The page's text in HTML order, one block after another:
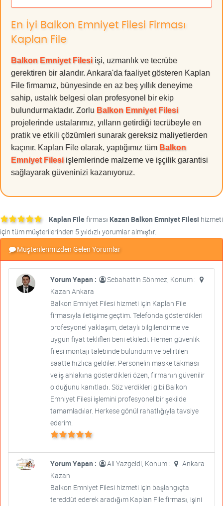
En İyi Balkon Emniyet Filesi Firması
Kaplan File
Balkon Emniyet Filesi işi, uzmanlık ve tecrübe
gerektiren bir alandır. Ankara'da faaliyet gösteren Kaplan
File firmamız, bünyesinde en az beş yıllık deneyime
sahip, ustalık belgesi olan profesyonel bir ekip
bulundurmaktadır. Zorlu Balkon Emniyet Filesi
projelerinde ustalarımız, yılların getirdiği tecrübeyle en
pratik ve etkili çözümleri sunarak gereksiz maliyetlerden
kaçınır. Kaplan File olarak, yaptığımız tüm Balkon
Emniyet Filesi işlemlerinde malzeme ve işçilik garantisi
sağlayarak güveninizi kazanıyoruz.
Kaplan Filefirması Kazan Balkon Emniyet Filesi hizmeti
için tüm müşterilerinden 5 yıldızlı yorumlar almıştır.
Müşterilerimizden Gelen Yorumlar
Yorum Yapan :
Sebahattin Sönmez, Konum :
Kazan Ankara
Balkon Emniyet Filesi hizmeti için Kaplan File
firmasıyla iletişime geçtim. Telefonda gösterdikleri
profesyonel yaklaşım, detaylı bilgilendirme ve
uygun fiyat teklifleri beni etkiledi. Hemen güvenlik
filesi montajı talebinde bulundum ve belirtilen
saatte hızlıca geldiler. Personelin maske takması
ve iş ahlakına gösterdikleri özen, firmanın güvenilir
olduğunu kanıtladı. Söz verdikleri gibi Balkon
Emniyet Filesi işlemini profesyonel bir şekilde
tamamladılar. Herkese gönül rahatlığıyla tavsiye
ederim.
Yorum Yapan : Ali Yazgeldi, Konum :
Ankara
Kazan
Balkon Emniyet Filesi hizmeti için başlangıçta
tereddüt ederek aradığım Kaplan File firması, işini